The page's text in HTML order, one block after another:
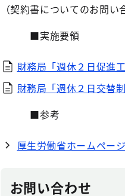
（契約書についてのお問
■実施要領
財務局「週休２日促進
財務局「週休２日交替
■参考
厚生労働省ホームペー
お問い合わせ